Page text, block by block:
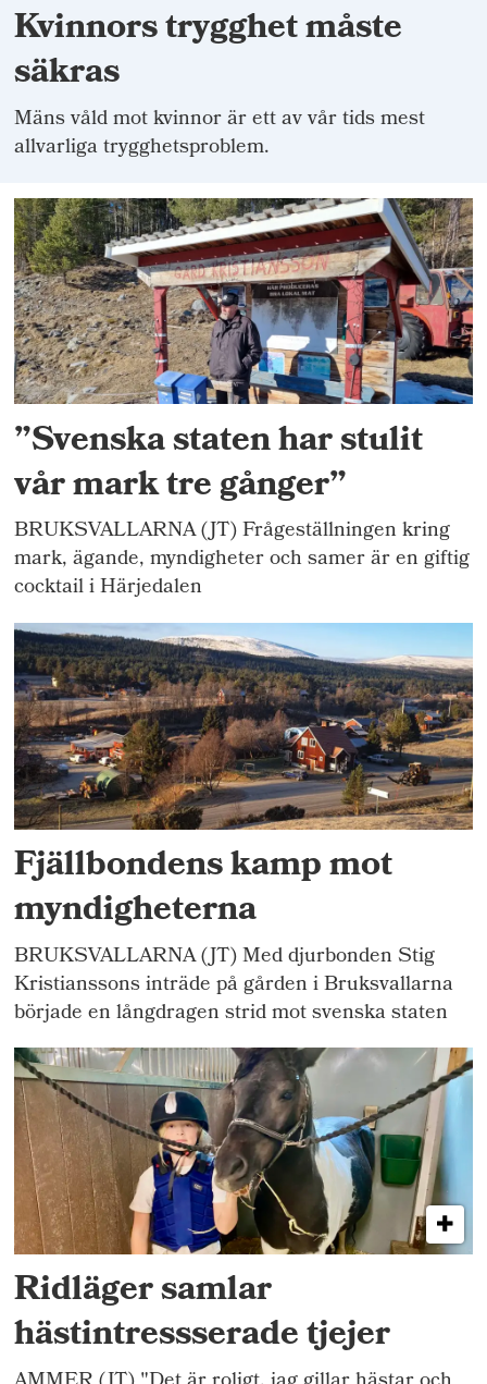
Kvinnors trygghet måste
säkras
Mäns våld mot kvinnor är ett av vår tids mest
allvarliga trygghetsproblem.
”Svenska staten har stulit
vår mark tre gånger”
BRUKSVALLARNA (JT) Frågeställningen kring
mark, ägande, myndigheter och samer är en giftig
cocktail i Härjedalen
Fjällbondens kamp mot
myndigheterna
BRUKSVALLARNA (JT) Med djurbonden Stig
Kristianssons inträde på gården i Bruksvallarna
började en långdragen strid mot svenska staten
Ridläger samlar
hästintressserade tjejer